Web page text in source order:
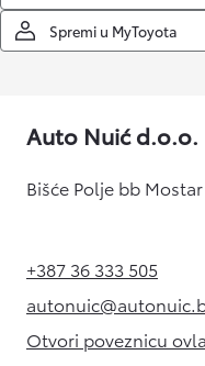
Spremi u MyToyota
Auto Nuić d.o.o.
Bišće Polje bb Mostar
+387 36 333 505
(Opens in
(Opens in
Otvori poveznicu